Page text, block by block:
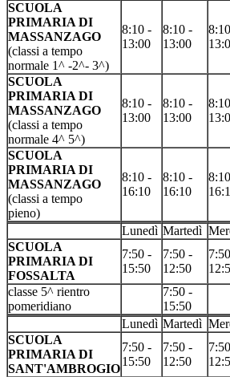
SCUOLA
PRIMARIA DI
MASSANZAGO
(classi a tempo
normale 1^ -2^- 3^)
8:10 -
13:00
8:10 -
13:00
SCUOLA
PRIMARIA DI
MASSANZAGO
(classi a tempo
normale 4^ 5^)
8:10 -
13:00
8:10 -
13:00
SCUOLA
PRIMARIA DI
MASSANZAGO
(classi a tempo
pieno)
8:10 -
16:10
8:10 -
16:10
Lunedì Martedì
SCUOLA
PRIMARIA DI
FOSSALTA
7:50 -
15:50
7:50 -
12:50
classe 5^ rientro
pomeridiano
7:50 -
15:50
Lunedì Martedì
SCUOLA
PRIMARIA DI
SANT'AMBROGIO
7:50 -
15:50
7:50 -
12:50